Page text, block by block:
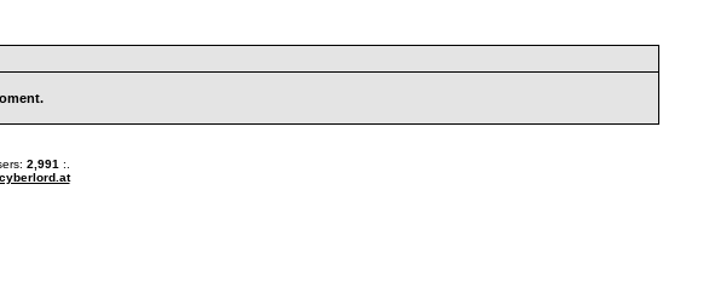
2,991 :.
cyberlord.at